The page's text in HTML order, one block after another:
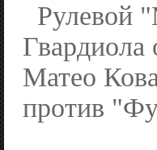
Рулевой
Гвардиола
Матео
против